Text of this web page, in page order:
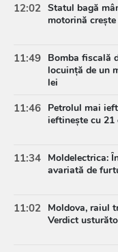
12:02 Statul bagă
motorină
11:49 Bomba fiscală
locuință de un
lei
11:46 Petrolul mai
ieftinește cu 21
11:34 Moldelectrica:
avariată de
11:02 Moldova, raiul
Verdict